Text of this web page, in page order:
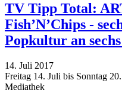
TV Tipp Total:
Fish’N’Chips -
Popkultur an
14. Juli 2017
Freitag 14. Juli bis Sonntag
Mediathek